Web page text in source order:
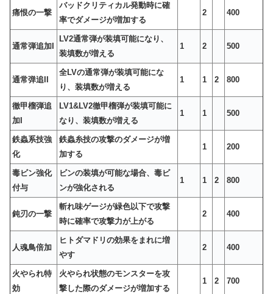
痛恨の一撃
バッドクリティカル発動時に確
率でダメージが増加する
2 400
通常弾追加I
LV2通常弾が装填可能になり、
装填数が増える
1 2 500
通常弹追II
全LVの通常弾が装填可能にな
り、装填数が増える
1 1 2 800
徹甲榴弾追
加I
LV1&LV2徹甲榴弾が装填可能に
なり、装填数が増える
1 1 500
鉄蟲系技強
化
鉄蟲糸技の攻撃のダメージが増
加する
1 200
毒ビン強化
付与
ビンの装填が可能な場合、毒ビ
ンが強化される
1 1 2 800
鈍刃の一撃
斬れ味ゲージが緑色以下で攻撃
時に確率で攻撃力が上がる
2 400
人魂鳥倍加
ヒトダマドリの効果をまれに増
やす
2 400
火やられ特
効
火やられ状態のモンスターを攻
撃した際のダメージが増加する
1 2 700